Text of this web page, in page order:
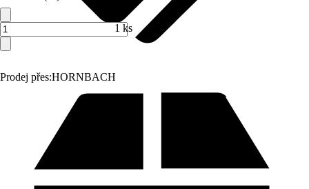
Prodej přes:HORNBACH
1 ks